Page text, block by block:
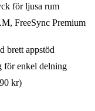
för ljusa rum
FreeSync Premium
brett appstöd
för enkel delning
kr)